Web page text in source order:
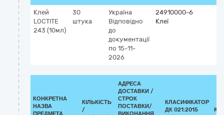
Клей
LOCTITE
243 (10мл)
30
штука
Україна
Відповідно
до
документації
по 15-11-
2026
24910000-6
Клеї
КОНКРЕТНА
НАЗВА
КІЛЬКІСТЬ
/
АДРЕСА
ДОСТАВКИ /
СТРОК
ПОСТАВКИ/
КЛАСИФІКАТОР
ДК 021:2015